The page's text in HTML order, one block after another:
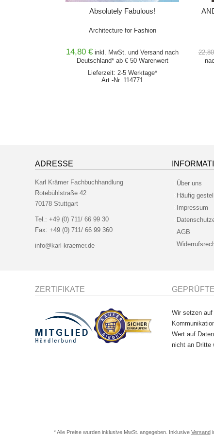
Absolutely Fabulous!
Architecture for Fashion
14,80 € inkl. MwSt. und Versand nach
Deutschland* ab € 50 Warenwert
Lieferzeit: 2-5 Werktage*
Art.-Nr. 114771
ADRESSE
Karl Krämer Fachbuchhandlung
Rotebühlstraße 42
70178 Stuttgart
Tel.: +49 (0) 711/ 66 99 30
Fax: +49 (0) 711/ 66 99 360
info@karl-kraemer.de
Über uns
Häufig
Impressum
AGB
ZERTIFIKATE
Wir setzen
Wert auf
nicht an Dritte
* Alle Preise wurden inklusive MwSt. angegeben. Inklusive Versand